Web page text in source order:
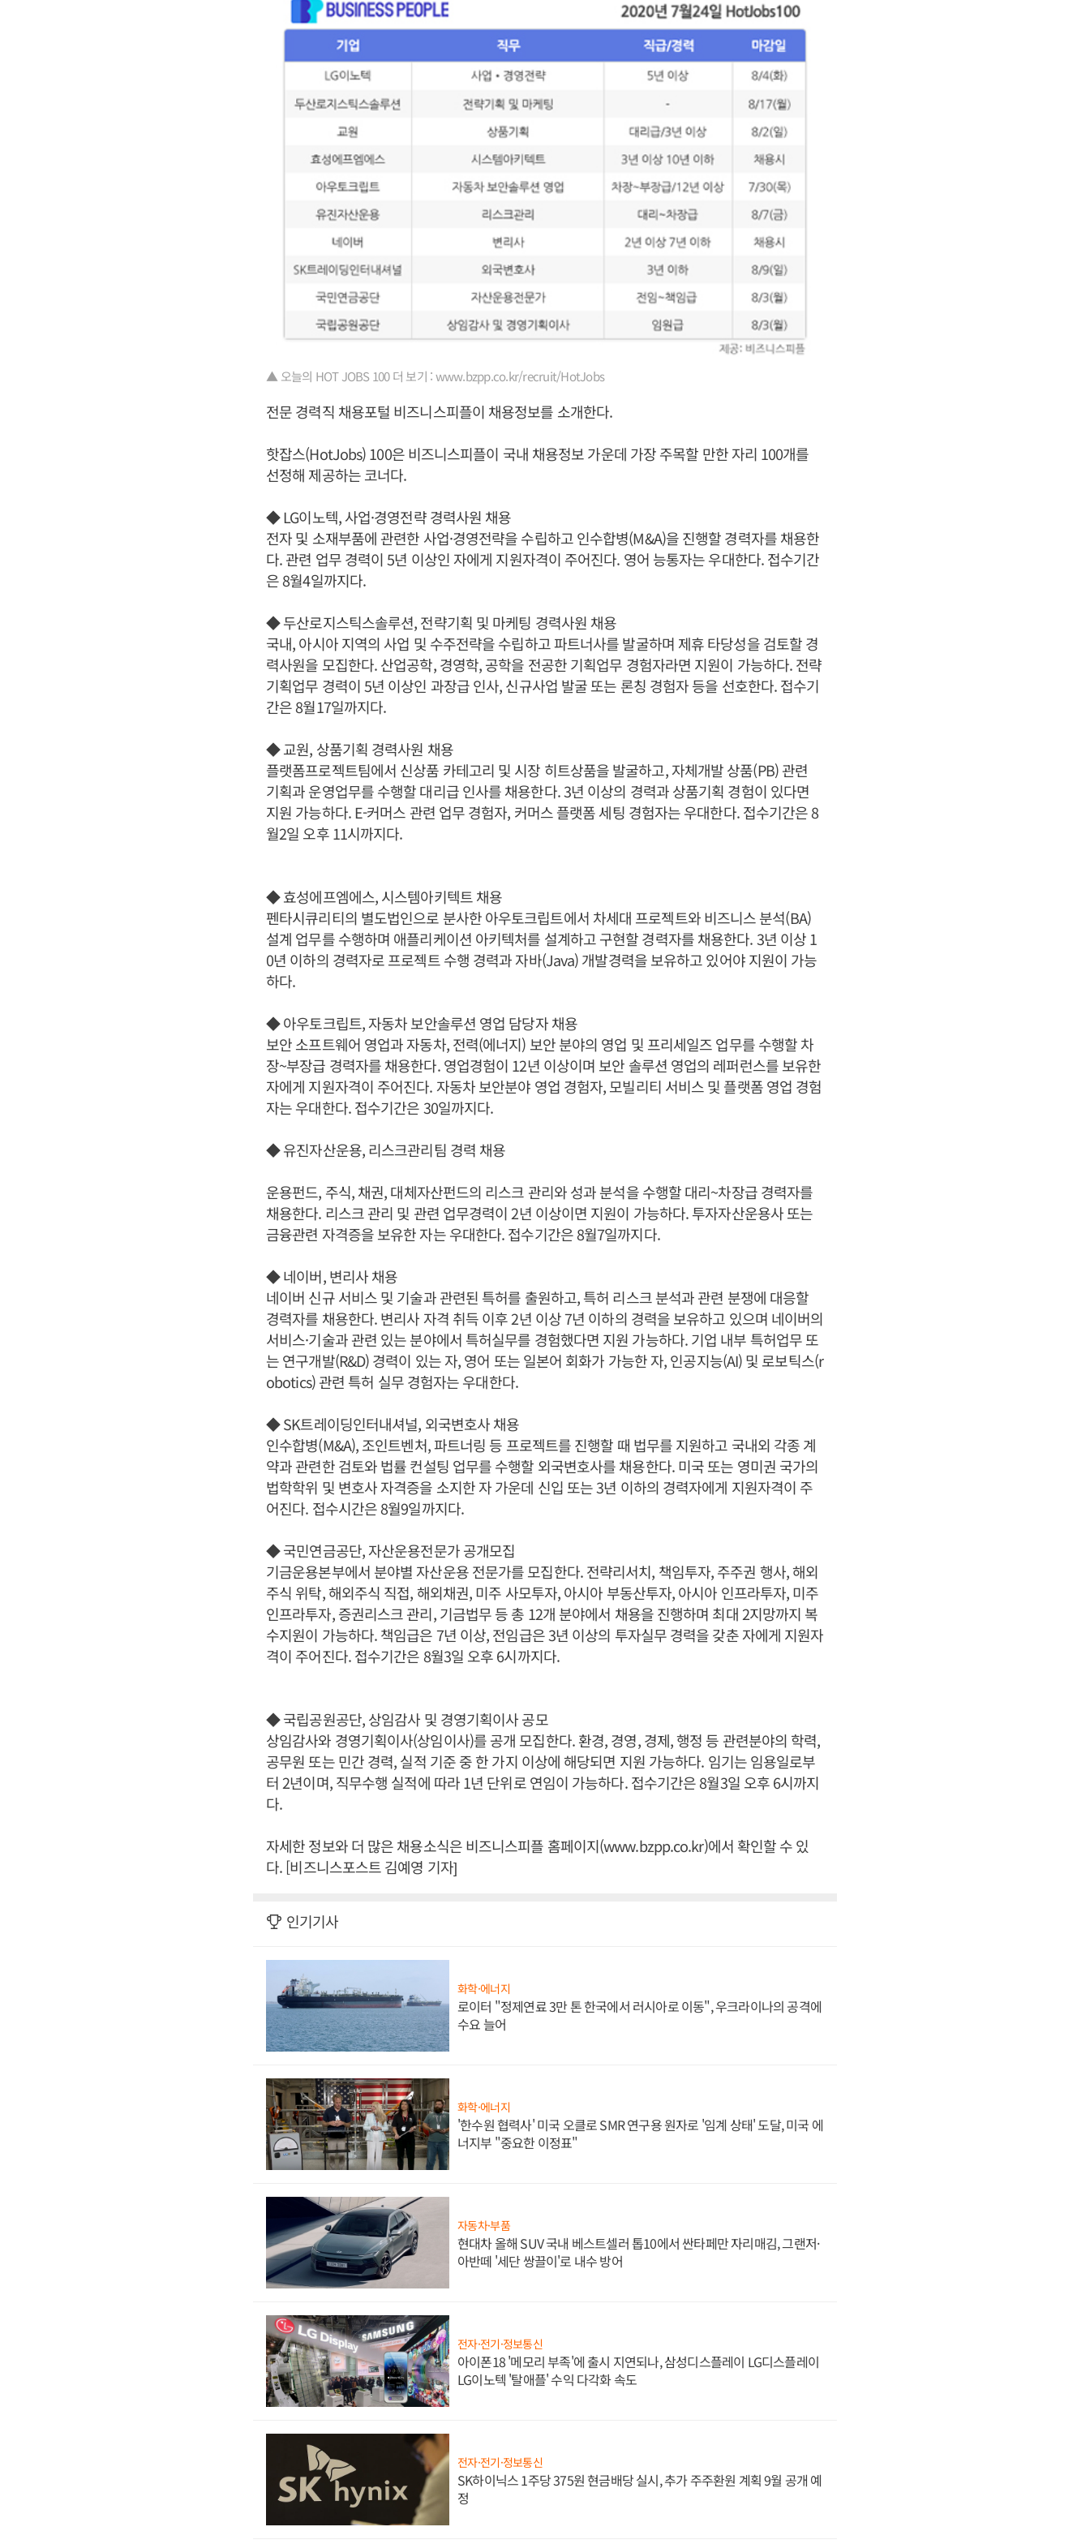
▲ 오늘의 HOT JOBS 100 더 보기 : www.bzpp.co.kr/recruit/HotJobs
전문 경력직 채용포털 비즈니스피플이 채용정보를 소개한다.
핫잡스(HotJobs) 100은 비즈니스피플이 국내 채용정보 가운데 가장 주목할 만한 자리 100개를
선정해 제공하는 코너다.
◆ LG이노텍, 사업·경영전략 경력사원 채용
전자 및 소재부품에 관련한 사업·경영전략을 수립하고 인수합병(M&A)을 진행할 경력자를 채용한
다. 관련 업무 경력이 5년 이상인 자에게 지원자격이 주어진다. 영어 능통자는 우대한다. 접수기간
은 8월4일까지다.
◆ 두산로지스틱스솔루션, 전략기획 및 마케팅 경력사원 채용
국내, 아시아 지역의 사업 및 수주전략을 수립하고 파트너사를 발굴하며 제휴 타당성을 검토할 경
력사원을 모집한다. 산업공학, 경영학, 공학을 전공한 기획업무 경험자라면 지원이 가능하다. 전략
기획업무 경력이 5년 이상인 과장급 인사, 신규사업 발굴 또는 론칭 경험자 등을 선호한다. 접수기
간은 8월17일까지다.
◆ 교원, 상품기획 경력사원 채용
플랫폼프로젝트팀에서 신상품 카테고리 및 시장 히트상품을 발굴하고, 자체개발 상품(PB) 관련
기획과 운영업무를 수행할 대리급 인사를 채용한다. 3년 이상의 경력과 상품기획 경험이 있다면
지원 가능하다. E-커머스 관련 업무 경험자, 커머스 플랫폼 세팅 경험자는 우대한다. 접수기간은 8
월2일 오후 11시까지다.
◆ 효성에프엠에스, 시스템아키텍트 채용
펜타시큐리티의 별도법인으로 분사한 아우토크립트에서 차세대 프로젝트와 비즈니스 분석(BA)
설계 업무를 수행하며 애플리케이션 아키텍처를 설계하고 구현할 경력자를 채용한다. 3년 이상 1
0년 이하의 경력자로 프로젝트 수행 경력과 자바(Java) 개발경력을 보유하고 있어야 지원이 가능
하다.
◆ 아우토크립트, 자동차 보안솔루션 영업 담당자 채용
보안 소프트웨어 영업과 자동차, 전력(에너지) 보안 분야의 영업 및 프리세일즈 업무를 수행할 차
장~부장급 경력자를 채용한다. 영업경험이 12년 이상이며 보안 솔루션 영업의 레퍼런스를 보유한
자에게 지원자격이 주어진다. 자동차 보안분야 영업 경험자, 모빌리티 서비스 및 플랫폼 영업 경험
자는 우대한다. 접수기간은 30일까지다.
◆ 유진자산운용, 리스크관리팀 경력 채용
운용펀드, 주식, 채권, 대체자산펀드의 리스크 관리와 성과 분석을 수행할 대리~차장급 경력자를
채용한다. 리스크 관리 및 관련 업무경력이 2년 이상이면 지원이 가능하다. 투자자산운용사 또는
금융관련 자격증을 보유한 자는 우대한다. 접수기간은 8월7일까지다.
◆ 네이버, 변리사 채용
네이버 신규 서비스 및 기술과 관련된 특허를 출원하고, 특허 리스크 분석과 관련 분쟁에 대응할
경력자를 채용한다. 변리사 자격 취득 이후 2년 이상 7년 이하의 경력을 보유하고 있으며 네이버의
서비스·기술과 관련 있는 분야에서 특허실무를 경험했다면 지원 가능하다. 기업 내부 특허업무 또
는 연구개발(R&D) 경력이 있는 자, 영어 또는 일본어 회화가 가능한 자, 인공지능(AI) 및 로보틱스(r
obotics) 관련 특허 실무 경험자는 우대한다.
◆ SK트레이딩인터내셔널, 외국변호사 채용
인수합병(M&A), 조인트벤처, 파트너링 등 프로젝트를 진행할 때 법무를 지원하고 국내외 각종 계
약과 관련한 검토와 법률 컨설팅 업무를 수행할 외국변호사를 채용한다. 미국 또는 영미권 국가의
법학학위 및 변호사 자격증을 소지한 자 가운데 신입 또는 3년 이하의 경력자에게 지원자격이 주
어진다. 접수시간은 8월9일까지다.
◆ 국민연금공단, 자산운용전문가 공개모집
기금운용본부에서 분야별 자산운용 전문가를 모집한다. 전략리서치, 책임투자, 주주권 행사, 해외
주식 위탁, 해외주식 직접, 해외채권, 미주 사모투자, 아시아 부동산투자, 아시아 인프라투자, 미주
인프라투자, 증권리스크 관리, 기금법무 등 총 12개 분야에서 채용을 진행하며 최대 2지망까지 복
수지원이 가능하다. 책임급은 7년 이상, 전임급은 3년 이상의 투자실무 경력을 갖춘 자에게 지원자
격이 주어진다. 접수기간은 8월3일 오후 6시까지다.
◆ 국립공원공단, 상임감사 및 경영기획이사 공모
상임감사와 경영기획이사(상임이사)를 공개 모집한다. 환경, 경영, 경제, 행정 등 관련분야의 학력,
공무원 또는 민간 경력, 실적 기준 중 한 가지 이상에 해당되면 지원 가능하다. 임기는 임용일로부
터 2년이며, 직무수행 실적에 따라 1년 단위로 연임이 가능하다. 접수기간은 8월3일 오후 6시까지
다.
자세한 정보와 더 많은 채용소식은 비즈니스피플 홈페이지(www.bzpp.co.kr)에서 확인할 수 있
다. [비즈니스포스트 김예영 기자]
인기기사
화학·에너지
로이터 "정제연료 3만 톤 한국에서 러시아로 이동", 우크라이나의 공격에
수요 늘어
화학·에너지
'한수원 협력사' 미국 오클로 SMR 연구용 원자로 '임계 상태' 도달, 미국 에
너지부 "중요한 이정표"
자동차·부품
현대차 올해 SUV 국내 베스트셀러 톱10에서 싼타페만 자리매김, 그랜저·
아반떼 '세단 쌍끌이'로 내수 방어
전자·전기·정보통신
아이폰18 '메모리 부족'에 출시 지연되나, 삼성디스플레이 LG디스플레이
LG이노텍 '탈애플' 수익 다각화 속도
전자·전기·정보통신
SK하이닉스 1주당 375원 현금배당 실시, 추가 주주환원 계획 9월 공개 예
정